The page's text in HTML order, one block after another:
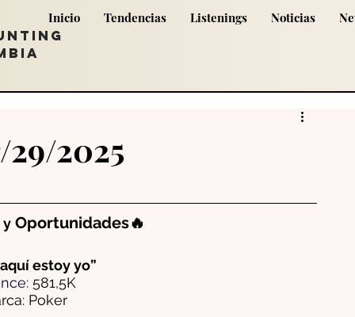
Inicio Tendencias Listenings Noticias
2025
y Oportunidades🔥
estoy yo”
581,5K
Poker